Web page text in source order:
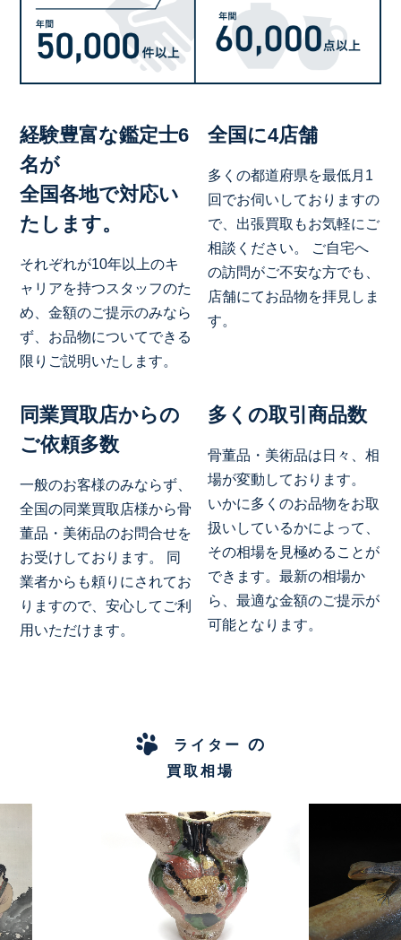
経験豊富な鑑定士6
名が
全国各地で対応い
たします。
それぞれが10年以上のキ
ャリアを持つスタッフのた
め、金額のご提示のみなら
ず、お品物についてできる
限りご説明いたします。
全国に4店舗
多くの都道府県を最低月1
回でお伺いしておりますの
で、出張買取もお気軽にご
相談ください。 ご自宅へ
の訪問がご不安な方でも、
店舗にてお品物を拝見しま
す。
同業買取店からの
ご依頼多数
一般のお客様のみならず、
全国の同業買取店様から骨
董品・美術品のお問合せを
お受けしております。 同
業者からも頼りにされてお
りますので、安心してご利
用いただけます。
多くの取引商品数
骨董品・美術品は日々、相
場が変動しております。
いかに多くのお品物をお取
扱いしているかによって、
その相場を見極めることが
できます。最新の相場か
ら、最適な金額のご提示が
可能となります。
ライター の
買取相場